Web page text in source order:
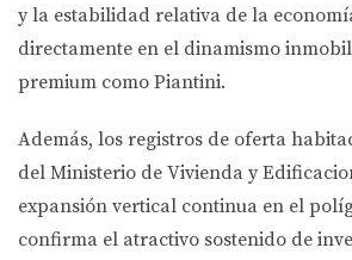
y la estabilidad relativa de la
directamente en el dinamismo
premium como Piantini.
Además, los registros de oferta
del Ministerio de Vivienda y
expansión vertical continua en el
confirma el atractivo sostenido de